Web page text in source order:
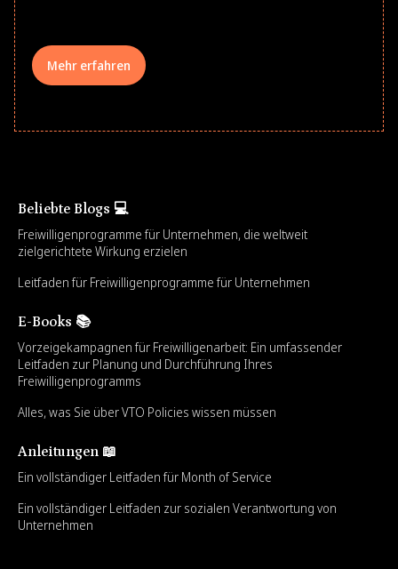
Mehr erfahren
Beliebte Blogs 💻
Freiwilligenprogramme für Unternehmen, die weltweit
zielgerichtete Wirkung erzielen
Leitfaden für Freiwilligenprogramme für Unternehmen
E-Books 📚
Vorzeigekampagnen für Freiwilligenarbeit: Ein umfassender
Leitfaden zur Planung und Durchführung Ihres
Freiwilligenprogramms
Alles, was Sie über VTO Policies wissen müssen
Anleitungen 📖
Ein vollständiger Leitfaden für Month of Service
Ein vollständiger Leitfaden zur sozialen Verantwortung von
Unternehmen